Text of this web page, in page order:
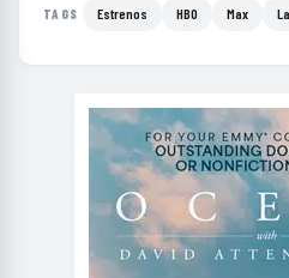
TAGS Estrenos HBO Max